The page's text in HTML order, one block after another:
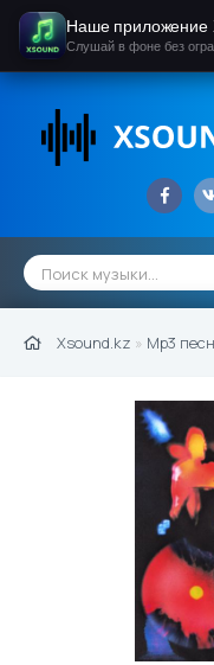
Xsound.kz » Mp3
Наше приложение
Слушай в фоне без